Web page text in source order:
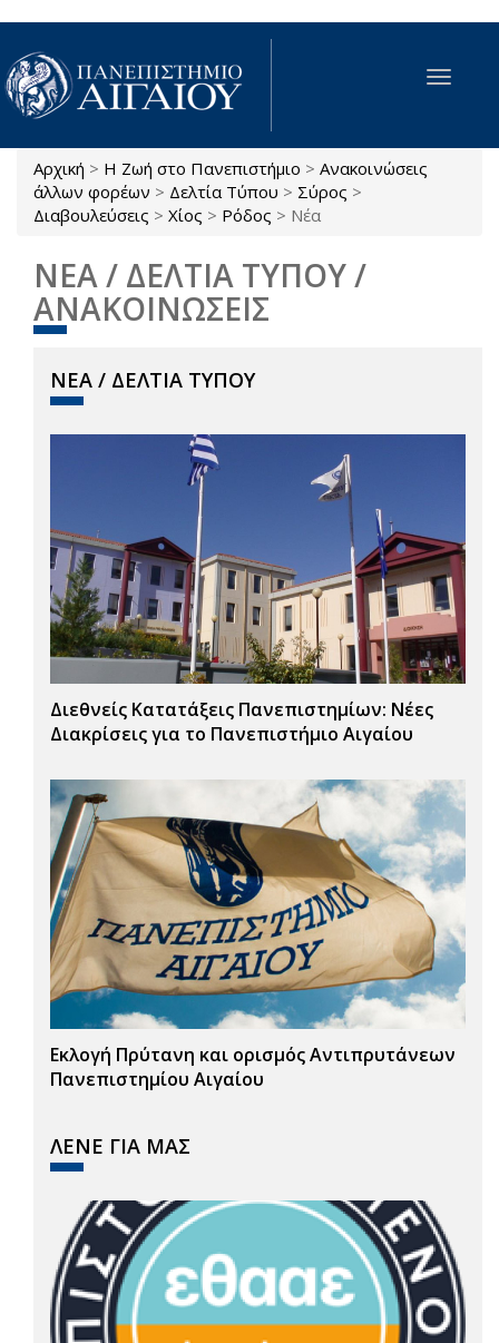
Παράκαμψη προς το κυρίως περιεχόμενο
Toggle
Είστε εδώ
Αρχική > Η Ζωή στο Πανεπιστήμιο > Ανακοινώσεις
άλλων φορέων > Δελτία Τύπου > Σύρος >
Διαβουλεύσεις > Χίος > Ρόδος > Νέα
ΝΕΑ / ΔΕΛΤΙΑ ΤΥΠΟΥ /
ΑΝΑΚΟΙΝΩΣΕΙΣ
ΝΕΑ / ΔΕΛΤΙΑ ΤΥΠΟΥ
Διεθνείς Κατατάξεις Πανεπιστημίων: Νέες
Διακρίσεις για το Πανεπιστήμιο Αιγαίου
Εκλογή Πρύτανη και ορισμός Αντιπρυτάνεων
Πανεπιστημίου Αιγαίου
ΛΕΝΕ ΓΙΑ ΜΑΣ